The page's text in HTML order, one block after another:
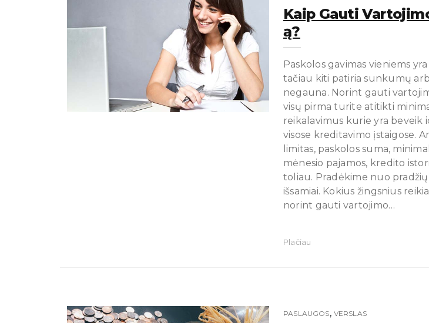
Kaip Gauti
Ą?
Paskolos gavimas vieniems
tačiau kiti patiria sunkumų
negauna. Norint gauti
visų pirma turite atitikti
reikalavimus kurie yra beveik
visose kreditavimo įstaigose.
limitas, paskolos suma,
mėnesio pajamos, kredito
toliau. Pradėkime nuo
išsamiai. Kokius žingsnius
norint gauti vartojimo…
Plačiau
PASLAUGOS, VERSLAS